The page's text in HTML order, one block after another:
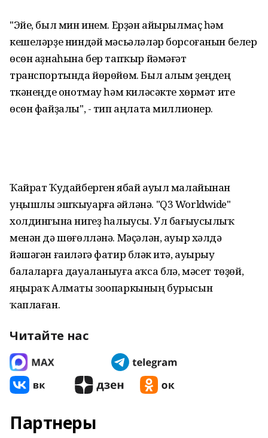
"Эйе, был мин инем. Ерҙән айырылмаҫ һәм
кешеләрҙе ниндәй мәсьәләләр борсоғанын белер
өсөн аҙнаһына бер тапҡыр йәмәғәт
транспортында йөрөйөм. Был алым үҙеңдең
үткәнеңде онотмау һәм киләсәкте хөрмәт итеү
өсөн файҙалы", - тип аңлата миллионер.
Ҡайрат Ҡудайберген ябай ауыл малайынан
уңышлы эшҡыуарға әйләнә. "Q3 Worldwide"
холдингына нигеҙ һалыусы. Ул бағыусылыҡ
менән дә шөғөлләнә. Мәҫәлән, ауыр хәлдә
йәшәгән ғаиләгә фатир бүләк итә, ауырыу
балаларға дауаланыуға аҡса бүлә, мәсет төҙөй,
яңыраҡ Алматы зоопаркының бурысын
ҡаплаған.
Читайте нас
Партнеры